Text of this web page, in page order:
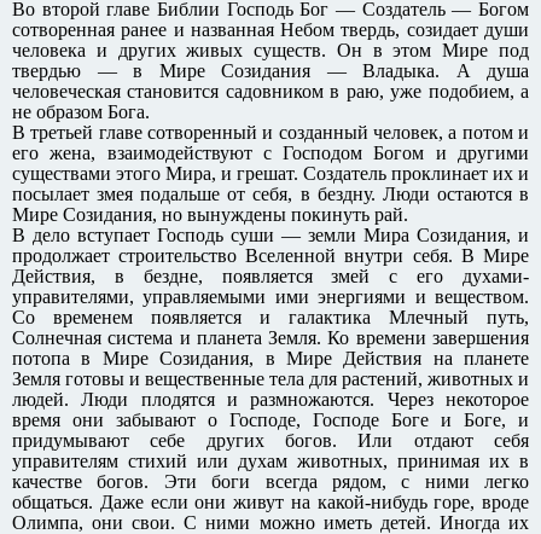
Во второй главе Библии Господь Бог — Создатель — Богом
сотворенная ранее и названная Небом твердь, созидает души
человека и других живых существ. Он в этом Мире под
твердью — в Мире Созидания — Владыка. А душа
человеческая становится садовником в раю, уже подобием, а
не образом Бога.
В третьей главе сотворенный и созданный человек, а потом и
его жена, взаимодействуют с Господом Богом и другими
существами этого Мира, и грешат. Создатель проклинает их и
посылает змея подальше от себя, в бездну. Люди остаются в
Мире Созидания, но вынуждены покинуть рай.
В дело вступает Господь суши — земли Мира Созидания, и
продолжает строительство Вселенной внутри себя. В Мире
Действия, в бездне, появляется змей с его духами-
управителями, управляемыми ими энергиями и веществом.
Со временем появляется и галактика Млечный путь,
Солнечная система и планета Земля. Ко времени завершения
потопа в Мире Созидания, в Мире Действия на планете
Земля готовы и вещественные тела для растений, животных и
людей. Люди плодятся и размножаются. Через некоторое
время они забывают о Господе, Господе Боге и Боге, и
придумывают себе других богов. Или отдают себя
управителям стихий или духам животных, принимая их в
качестве богов. Эти боги всегда рядом, с ними легко
общаться. Даже если они живут на какой-нибудь горе, вроде
Олимпа, они свои. С ними можно иметь детей. Иногда их